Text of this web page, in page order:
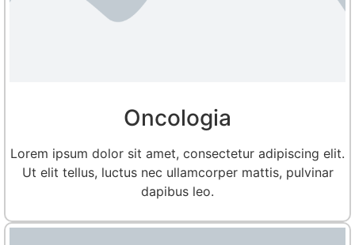
Oncologia
Lorem ipsum dolor sit amet, consectetur adipiscing elit.
Ut elit tellus, luctus nec ullamcorper mattis, pulvinar
dapibus leo.